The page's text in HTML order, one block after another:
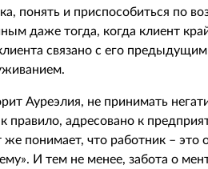
понять и приспособиться по
даже тогда, когда клиент
связано с его
Ауреэлия, не принимать
правило, адресовано к
же понимает, что работник –
И тем не менее, забота о